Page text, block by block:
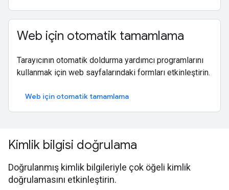
Web için otomatik tamamlama
Tarayıcının otomatik doldurma yardımcı programlarını
kullanmak için web sayfalarındaki formları etkinleştirin.
Web için otomatik tamamlama
Kimlik bilgisi doğrulama
Doğrulanmış kimlik bilgileriyle çok öğeli kimlik
doğrulamasını etkinleştirin.